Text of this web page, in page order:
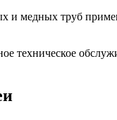
и медных труб
техническое